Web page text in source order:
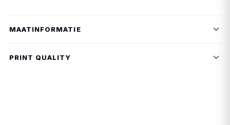
MAATINFORMATIE
PRINT QUALITY